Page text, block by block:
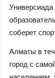
Универсиада
соберет
Алматы в
город с